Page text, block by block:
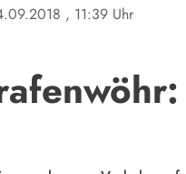
, 11:39 Uhr